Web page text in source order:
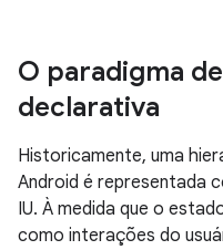
O paradigma
declarativa
Historicamente, uma
Android é representada
IU. À medida que o
como interações do